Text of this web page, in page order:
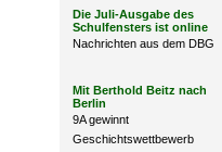
Die Juli-Ausgabe des
Schulfensters ist online
Nachrichten aus dem DBG
Mit Berthold Beitz nach
Berlin
9A gewinnt
Geschichtswettbewerb